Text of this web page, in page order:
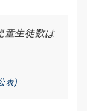
童生徒数は
表)